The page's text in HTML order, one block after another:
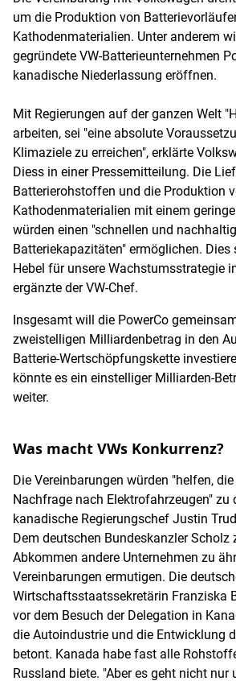
um die Produktion von
Kathodenmaterialien. Unter anderem
gegründete VW-Batterieunternehmen
kanadische Niederlassung eröffnen.
Mit Regierungen auf der ganzen Welt
arbeiten, sei "eine absolute
Klimaziele zu erreichen", erklärte
Diess in einer Pressemitteilung. Die
Batterierohstoffen und die Produktion
Kathodenmaterialien mit einem
würden einen "schnellen und
Batteriekapazitäten" ermöglichen. Dies
Hebel für unsere Wachstumsstrategie
ergänzte der VW-Chef.
Insgesamt will die PowerCo
zweistelligen Milliardenbetrag in den
Batterie-Wertschöpfungskette
könnte es ein einstelliger Milliarden-
weiter.
Was macht VWs Konkurrenz?
Die Vereinbarungen würden "helfen,
Nachfrage nach Elektrofahrzeugen" zu
kanadische Regierungschef Justin
Dem deutschen Bundeskanzler
Abkommen andere Unternehmen zu
Vereinbarungen ermutigen. Die
Wirtschaftsstaatssekretärin Franziska
vor dem Besuch der Delegation in
die Autoindustrie und die Entwicklung
betont. Kanada habe fast alle
Russland biete. "Aber es geht nicht nur